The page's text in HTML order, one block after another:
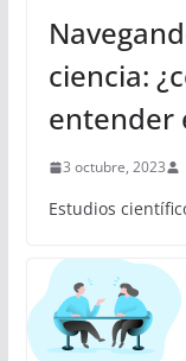
ciencia:
entender
3 octubre, 2023
Estudios